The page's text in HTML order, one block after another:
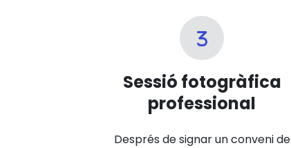
Sessió fotogràfica
professional
Després de signar un conveni de